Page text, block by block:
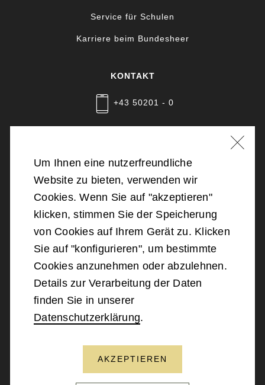
Service für Schulen
Karriere beim Bundesheer
KONTAKT
+43 50201 - 0
2026Bundesministerium für Landesverteidigung
Barrierefreiheit
Datenschutz
Kontakt
Um Ihnen eine nutzerfreundliche
Website zu bieten, verwenden wir
Cookies. Wenn Sie auf "akzeptieren"
klicken, stimmen Sie der Speicherung
von Cookies auf Ihrem Gerät zu. Klicken
Sie auf "konfigurieren", um bestimmte
Cookies anzunehmen oder abzulehnen.
Details zur Verarbeitung der Daten
finden Sie in unserer
Datenschutzerklärung.
AKZEPTIEREN